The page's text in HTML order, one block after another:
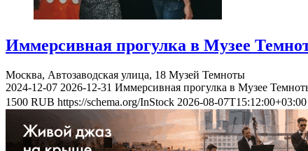
Иммерсивная прогулка в Музее
Москва, Автозаводская улица, 18 Музей Темноты
2024-12-07 2026-12-31 Иммерсивная прогулка в Музее
1500 RUB https://schema.org/InStock 2026-08-07T15:12:00+03:00